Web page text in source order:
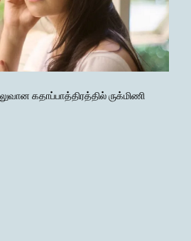
கதாப்பாத்திரத்தில் ருக்மிணி